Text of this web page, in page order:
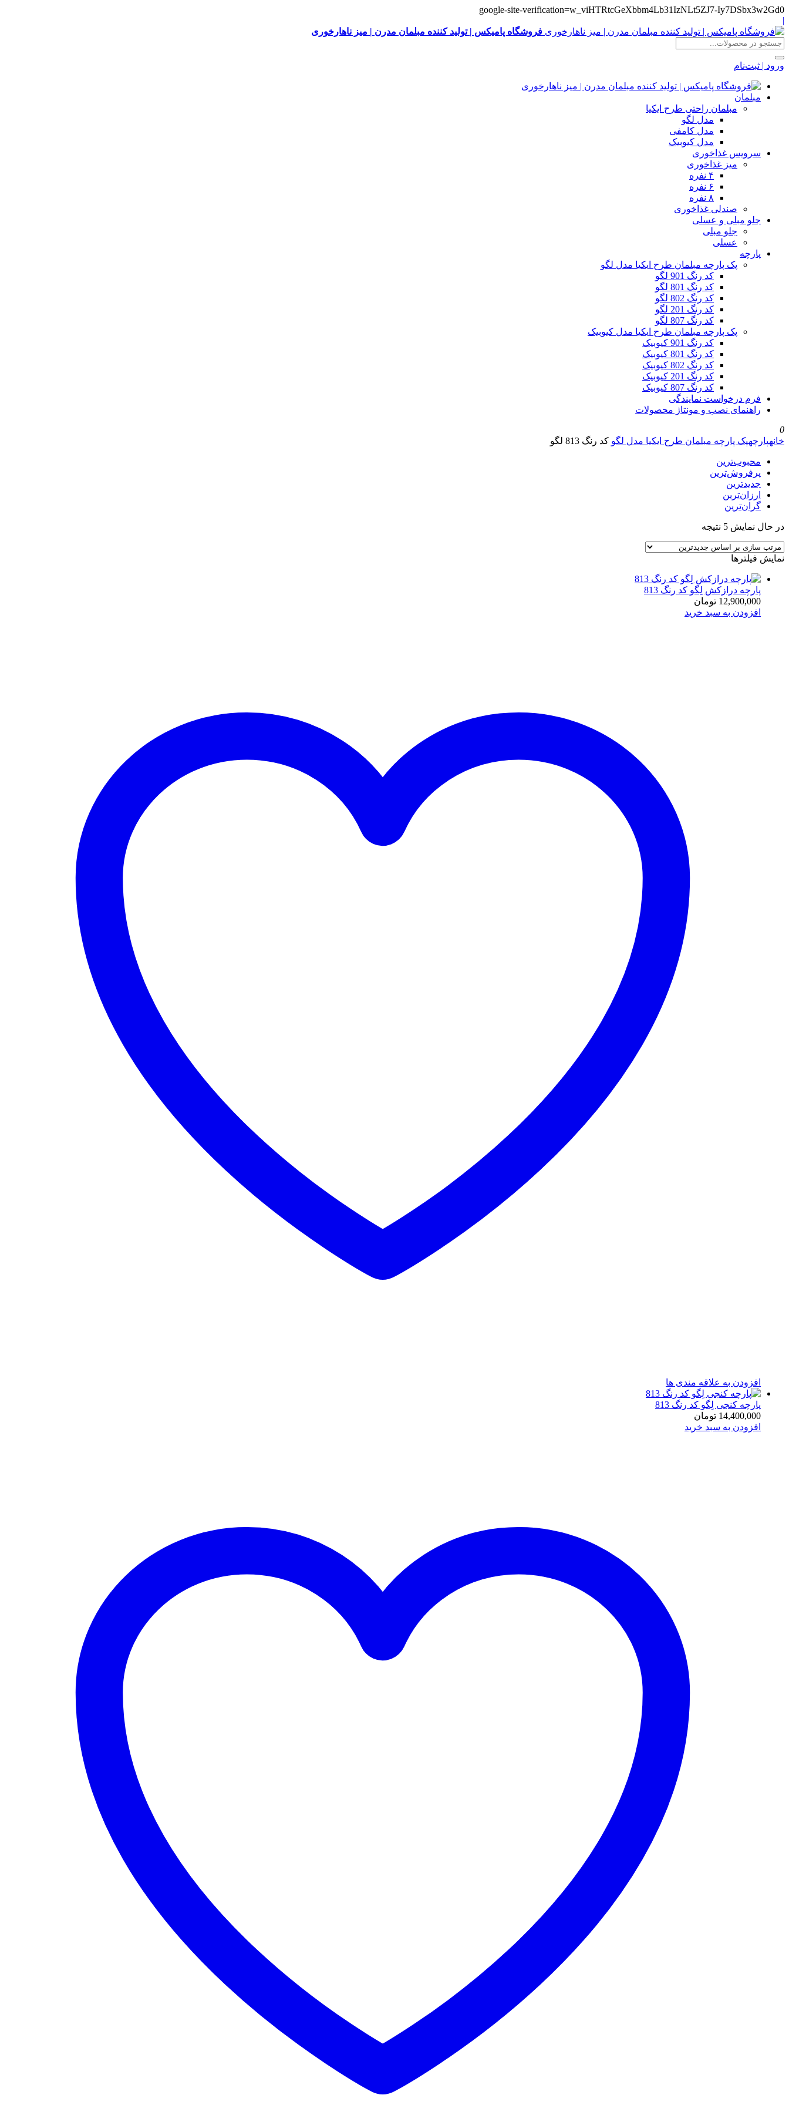
google-site-verification=w_viHTRtcGeXbbm4Lb31IzNLt5ZJ7-Iy7DSbx3w2Gd0
|
فروشگاه پامیکس | تولید کننده مبلمان مدرن | میز ناهارخوری
ورود | ثبت‌نام
مبلمان
مبلمان راحتی طرح ایکیا
مدل لگو
مدل کامفی
مدل کیوبیک
سرویس غذاخوری
میز غذاخوری
۴ نفره
۶ نفره
۸ نفره
صندلی غذاخوری
جلو مبلی و عسلی
جلو مبلی
عسلی
پارچه
پک پارچه مبلمان طرح ایکیا مدل لگو
کد رنگ 901 لگو
کد رنگ 801 لگو
کد رنگ 802 لگو
کد رنگ 201 لگو
کد رنگ 807 لگو
پک پارچه مبلمان طرح ایکیا مدل کیوبیک
کد رنگ 901 کیوبیک
کد رنگ 801 کیوبیک
کد رنگ 802 کیوبیک
کد رنگ 201 کیوبیک
کد رنگ 807 کیوبیک
فرم درخواست نمایندگی
راهنمای نصب و مونتاژ محصولات
0
خانهپارچهپک پارچه مبلمان طرح ایکیا مدل لگو کد رنگ 813 لگو
محبوب‌ترین
پرفروش‌ترین
جدیدترین
ارزان‌ترین
گران‌ترین
در حال نمایش 5 نتیجه
latest
نمایش فیلترها
پارچه درازکش لِگو کد رنگ 813
12,900,000 تومان
افزودن به سبد خرید
افزودن به علاقه مندی ها
پارچه کنجی لِگو کد رنگ 813
14,400,000 تومان
افزودن به سبد خرید